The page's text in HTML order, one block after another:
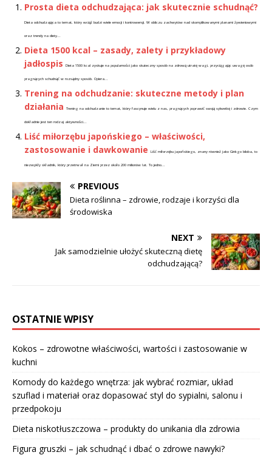
Prosta dieta odchudzająca: jak skutecznie schudnąć?
Dieta odchudzająca to temat, który wciąż budzi wiele emocji i kontrowersji. W obliczu zachwytów nad skomplikowanymi planami żywieniowymi
oraz trendy na diety...
Dieta 1500 kcal – zasady, zalety i przykładowy
jadłospis
Dieta 1500 kcal zyskuje na popularności jako skuteczny sposób na zdrową utratę wagi, przyciągając uwagę osób
pragnących schudnąć w rozsądny sposób. Opiera...
Trening na odchudzanie: skuteczne metody i plan
działania
Trening na odchudzanie to temat, który fascynuje wielu z nas, pragnących poprawić swoją sylwetkę i zdrowie. Czym
dokładnie jest ten rodzaj aktywności...
Liść miłorzębu japońskiego – właściwości,
zastosowanie i dawkowanie
Liść miłorzębu japońskiego, znany również jako Ginkgo biloba, to
niezwykły składnik, który przetrwał na Ziemi przez około 200 milionów lat. To jedno...
PREVIOUS
Dieta roślinna – zdrowie, rodzaje i korzyści dla
środowiska
NEXT
Jak samodzielnie ułożyć skuteczną dietę
odchudzającą?
OSTATNIE WPISY
Kokos – zdrowotne właściwości, wartości i zastosowanie w
kuchni
Komody do każdego wnętrza: jak wybrać rozmiar, układ
szuflad i materiał oraz dopasować styl do sypialni, salonu i
przedpokoju
Dieta niskotłuszczowa – produkty do unikania dla zdrowia
Figura gruszki – jak schudnąć i dbać o zdrowe nawyki?